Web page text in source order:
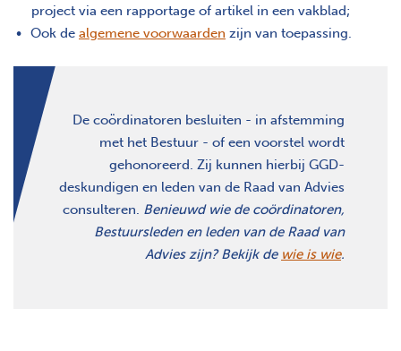
project via een rapportage of artikel in een vakblad;
Ook de algemene voorwaarden zijn van toepassing.
De coördinatoren besluiten - in afstemming
met het Bestuur - of een voorstel wordt
gehonoreerd. Zij kunnen hierbij GGD-
deskundigen en leden van de Raad van Advies
consulteren. Benieuwd wie de coördinatoren,
Bestuursleden en leden van de Raad van
Advies zijn? Bekijk de wie is wie.